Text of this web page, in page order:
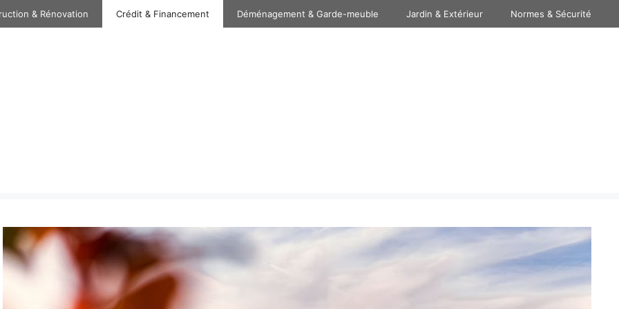
& Rénovation Crédit & Financement Déménagement & Garde-meuble Jardin & Extérieur Normes & Sécurité